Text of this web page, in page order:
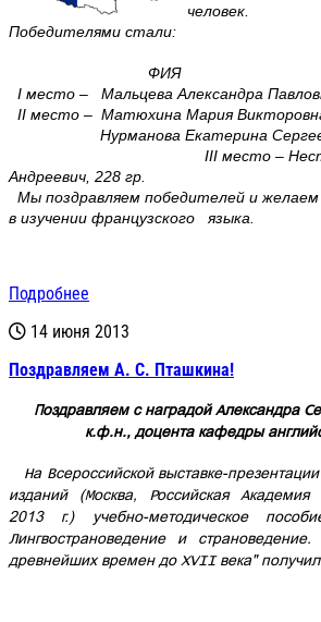
человек.
Победителями стали:
ФИЯ
I место – Мальцева Александра
II место – Матюхина Мария
Нурманова Екатерина
III место – Нестюркин
Андреевич, 228 гр.
Мы поздравляем победителей и желаем
в изучении французского языка.
Подробнее
14 июня 2013
Поздравляем А. С. Пташкина!
Поздравляем с наградой Александра
к.ф.н., доцента кафедры
На Всероссийской выставке-
изданий (Москва, Российская Академия
2013 г.) учебно-методическое
Лингвострановедение и
древнейших времен до XVII века"